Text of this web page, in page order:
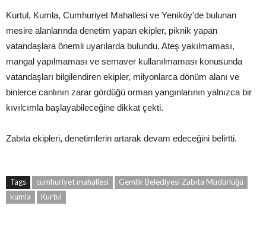
Kurtul, Kumla, Cumhuriyet Mahallesi ve Yeniköy’de bulunan
mesire alanlarında denetim yapan ekipler, piknik yapan
vatandaşlara önemli uyarılarda bulundu. Ateş yakılmaması,
mangal yapılmaması ve semaver kullanılmaması konusunda
vatandaşları bilgilendiren ekipler, milyonlarca dönüm alanı ve
binlerce canlının zarar gördüğü orman yangınlarının yalnızca bir
kıvılcımla başlayabileceğine dikkat çekti.
Zabıta ekipleri, denetimlerin artarak devam edeceğini belirtti.
Tags cumhuriyet mahallesi
Gemlik Belediyesi Zabıta Müdürlüğü
kumla
Kurtul